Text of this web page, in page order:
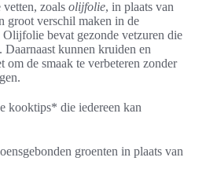
zoals olijfolie, in plaats van
groot verschil maken in de
bevat gezonde vetzuren die
kunnen kruiden en
om de smaak te verbeteren zonder
kooktips* die iedereen kan
groenten in plaats van